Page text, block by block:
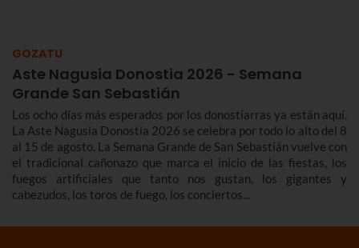
GOZATU
Aste Nagusia Donostia 2026 - Semana
Grande San Sebastián
Los ocho días más esperados por los donostiarras ya están aquí.
La Aste Nagusia Donostia 2026 se celebra por todo lo alto del 8
al 15 de agosto. La Semana Grande de San Sebastián vuelve con
el tradicional cañonazo que marca el inicio de las fiestas, los
fuegos artificiales que tanto nos gustan, los gigantes y
cabezudos, los toros de fuego, los conciertos...